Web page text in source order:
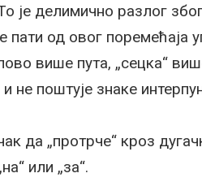
је делимично разлог
пати од овог поремећаја
више пута, „сецка“
не поштује знаке
да „протрче“ кроз
или „за“.